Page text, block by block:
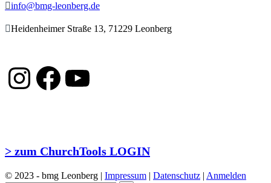
info@bmg-leonberg.de
Heidenheimer Straße 13, 71229 Leonberg
Instagram
Facebook
YouTube
> zum ChurchTools LOGIN
© 2023 - bmg Leonberg | Impressum | Datenschutz | Anmelden